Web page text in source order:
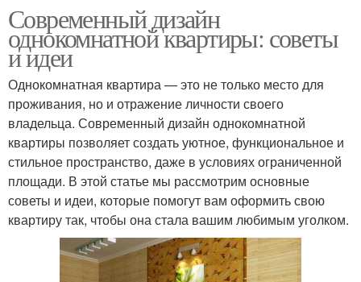
Современный дизайн
однокомнатной квартиры: советы
и идеи
Однокомнатная квартира — это не только место для
проживания, но и отражение личности своего
владельца. Современный дизайн однокомнатной
квартиры позволяет создать уютное, функциональное и
стильное пространство, даже в условиях ограниченной
площади. В этой статье мы рассмотрим основные
советы и идеи, которые помогут вам оформить свою
квартиру так, чтобы она стала вашим любимым уголком.